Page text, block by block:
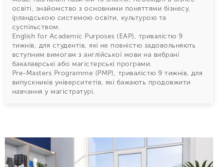
освіті, знайомство з основними поняттями бізнесу,
ірландською системою освіти, культурою та
суспільством.
English for Academic Purposes (EAP), тривалістю 9
тижнів, для студентів, які не повністю задовольняють
вступним вимогам з англійської мови на вибрані
бакалаврські або магістерські програми.
Pre-Masters Programme (PMP), тривалістю 9 тижнів, для
випускників університетів, які бажають продовжити
навчання у магістратурі.